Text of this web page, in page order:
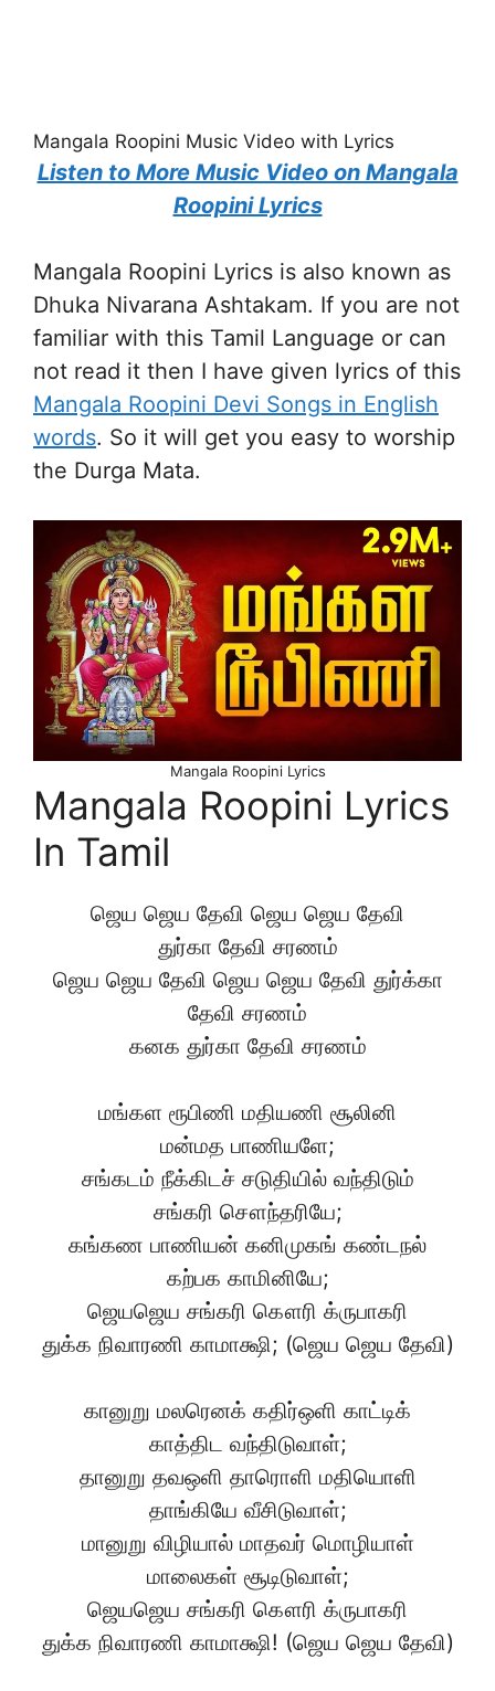
Mangala Roopini Music Video with Lyrics
Listen to More Music Video on Mangala
Roopini Lyrics
Mangala Roopini Lyrics is also known as
Dhuka Nivarana Ashtakam. If you are not
familiar with this Tamil Language or can
not read it then I have given lyrics of this
Mangala Roopini Devi Songs in English
words. So it will get you easy to worship
the Durga Mata.
Mangala Roopini Lyrics
Mangala Roopini Lyrics
In Tamil
ஜெய ஜெய தேவி ஜெய ஜெய தேவி
துர்கா தேவி சரணம்
ஜெய ஜெய தேவி ஜெய ஜெய தேவி துர்க்கா
தேவி சரணம்
கனக துர்கா தேவி சரணம்
மங்கள ரூபிணி மதியணி சூலினி
மன்மத பாணியளே;
சங்கடம் நீக்கிடச் சடுதியில் வந்திடும்
சங்கரி சௌந்தரியே;
கங்கண பாணியன் கனிமுகங் கண்டநல்
கற்பக காமினியே;
ஜெயஜெய சங்கரி கௌரி க்ருபாகரி
துக்க நிவாரணி காமாக்ஷி; (ஜெய ஜெய தேவி)
கானுறு மலரெனக் கதிர்ஒளி காட்டிக்
காத்திட வந்திடுவாள்;
தானுறு தவஒளி தாரொளி மதியொளி
தாங்கியே வீசிடுவாள்;
மானுறு விழியால் மாதவர் மொழியாள்
மாலைகள் சூடிடுவாள்;
ஜெயஜெய சங்கரி கௌரி க்ருபாகரி
துக்க நிவாரணி காமாக்ஷி! (ஜெய ஜெய தேவி)